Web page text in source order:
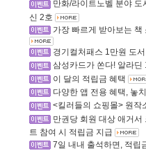
만화/라이트노벨 분야 도
신 2호
가장 빠르게 받아보는
경기컬처패스 1만원 도
삼성카드가 쏜다! 알라딘
이 달의 적립금 혜택
다양한 앱 전용 혜택, 놓
<킬러들의 쇼핑몰> 원작
만권당 회원 대상 애거서
트 참여 시 적립금 지급
7일 내내 출석하면, 적립